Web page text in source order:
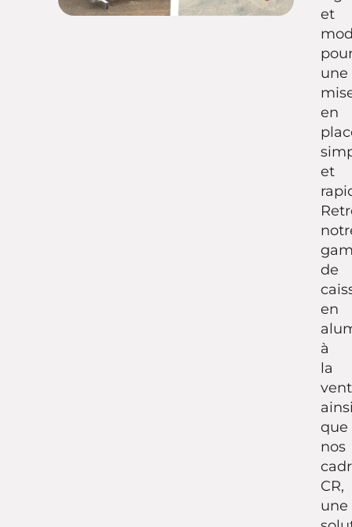
et
une
en
et
de
en
à
la
que
nos
CR,
une